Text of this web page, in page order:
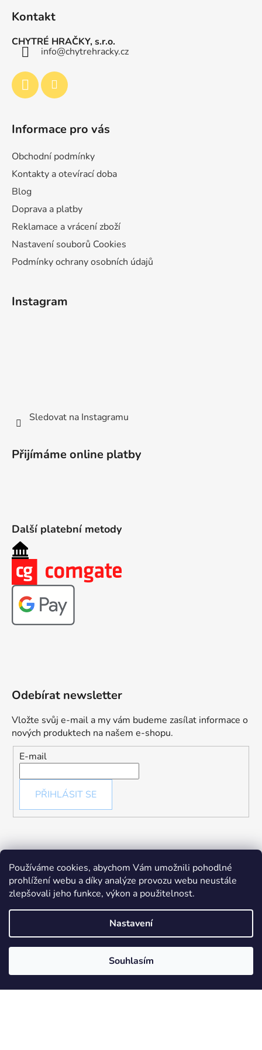
Používáme cookies, abychom Vám umožnili pohodlné
prohlížení webu a díky analýze provozu webu neustále
zlepšovali jeho funkce, výkon a použitelnost.
Nastavení
Souhlasím
Kontakt
CHYTRÉ HRAČKY, s.r.o.
info@chytrehracky.cz
Informace pro vás
Obchodní podmínky
Kontakty a otevírací doba
Blog
Doprava a platby
Reklamace a vrácení zboží
Nastavení souborů Cookies
Podmínky ochrany osobních údajů
Instagram
Sledovat na Instagramu
Přijímáme online platby
Další platební metody
Odebírat newsletter
Vložte svůj e-mail a my vám budeme zasílat informace o
nových produktech na našem e-shopu.
E-mail
PŘIHLÁSIT SE